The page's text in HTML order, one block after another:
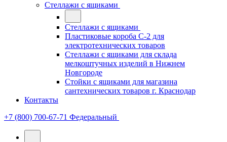
Стеллажи с ящиками
Стеллажи с ящиками
Пластиковые короба С-2 для
электротехнических товаров
Стеллажи с ящиками для склада
мелкоштучных изделий в Нижнем
Новгороде
Стойки с ящиками для магазина
сантехнических товаров г. Краснодар
Контакты
+7 (800) 700-67-71 Федеральный